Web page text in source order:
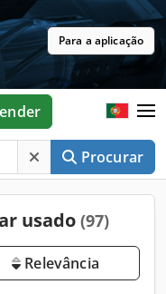
Para a aplicação
Procurar
usado (97)
Relevância